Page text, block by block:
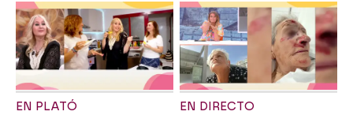
EN PLATÓ EN DIRECTO